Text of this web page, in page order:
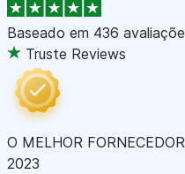
Baseado em 436
Truste Reviews
O MELHOR
2023